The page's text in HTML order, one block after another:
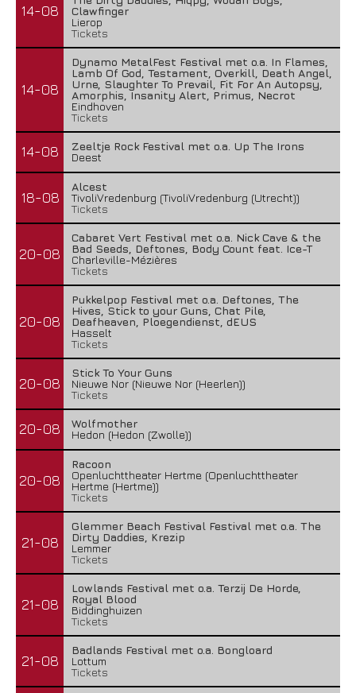
14-08
Clawfinger
Lierop
Tickets
14-08
Dynamo MetalFest Festival met o.a. In Flames,
Lamb Of God, Testament, Overkill, Death Angel,
Urne, Slaughter To Prevail, Fit For An Autopsy,
Amorphis, Insanity Alert, Primus, Necrot
Eindhoven
Tickets
14-08
Zeeltje Rock Festival met o.a. Up The Irons
Deest
18-08
Alcest
TivoliVredenburg (TivoliVredenburg (Utrecht))
Tickets
20-08
Cabaret Vert Festival met o.a. Nick Cave & the
Bad Seeds, Deftones, Body Count feat. Ice-T
Charleville-Mézières
Tickets
20-08
Pukkelpop Festival met o.a. Deftones, The
Hives, Stick to your Guns, Chat Pile,
Deafheaven, Ploegendienst, dEUS
Hasselt
Tickets
20-08
Stick To Your Guns
Nieuwe Nor (Nieuwe Nor (Heerlen))
Tickets
20-08
Wolfmother
Hedon (Hedon (Zwolle))
20-08
Racoon
Openluchttheater Hertme (Openluchttheater
Hertme (Hertme))
Tickets
21-08
Glemmer Beach Festival Festival met o.a. The
Dirty Daddies, Krezip
Lemmer
Tickets
21-08
Lowlands Festival met o.a. Terzij De Horde,
Royal Blood
Biddinghuizen
Tickets
21-08
Badlands Festival met o.a. Bongloard
Lottum
Tickets